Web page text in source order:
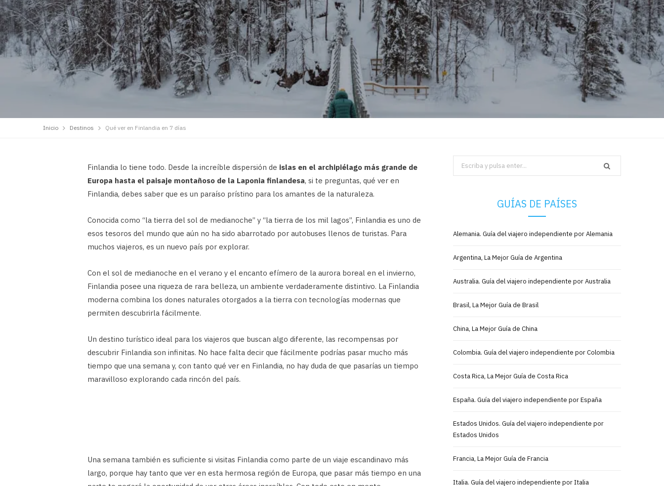
Inicio Destinos Qué ver en Finlandia en 7 días
Finlandia lo tiene todo. Desde la increíble dispersión de islas en el archipiélago más grande de
Europa hasta el paisaje montañoso de la Laponia finlandesa, si te preguntas, qué ver en
Finlandia, debes saber que es un paraíso prístino para los amantes de la naturaleza.
Conocida como “la tierra del sol de medianoche” y “la tierra de los mil lagos”, Finlandia es uno de
esos tesoros del mundo que aún no ha sido abarrotado por autobuses llenos de turistas. Para
muchos viajeros, es un nuevo país por explorar.
Con el sol de medianoche en el verano y el encanto efímero de la aurora boreal en el invierno,
Finlandia posee una riqueza de rara belleza, un ambiente verdaderamente distintivo. La Finlandia
moderna combina los dones naturales otorgados a la tierra con tecnologías modernas que
permiten descubrirla fácilmente.
Un destino turístico ideal para los viajeros que buscan algo diferente, las recompensas por
descubrir Finlandia son infinitas. No hace falta decir que fácilmente podrías pasar mucho más
tiempo que una semana y, con tanto qué ver en Finlandia, no hay duda de que pasarías un tiempo
maravilloso explorando cada rincón del país.
Una semana también es suficiente si visitas Finlandia como parte de un viaje escandinavo más
largo, porque hay tanto que ver en esta hermosa región de Europa, que pasar más tiempo en una
Search
for:
GUÍAS DE PAÍSES
Alemania. Guía del viajero independiente por Alemania
Argentina, La Mejor Guía de Argentina
Australia. Guía del viajero independiente por Australia
Brasil, La Mejor Guía de Brasil
China, La Mejor Guía de China
Colombia. Guía del viajero independiente por Colombia
Costa Rica, La Mejor Guía de Costa Rica
España. Guía del viajero independiente por España
Estados Unidos. Guía del viajero independiente por
Estados Unidos
Francia, La Mejor Guía de Francia
Italia. Guía del viajero independiente por Italia